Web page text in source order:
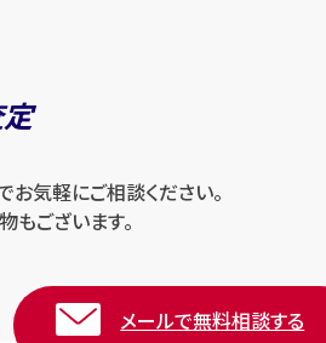
気軽にご相談ください。
ございます。
メールで無料相談する